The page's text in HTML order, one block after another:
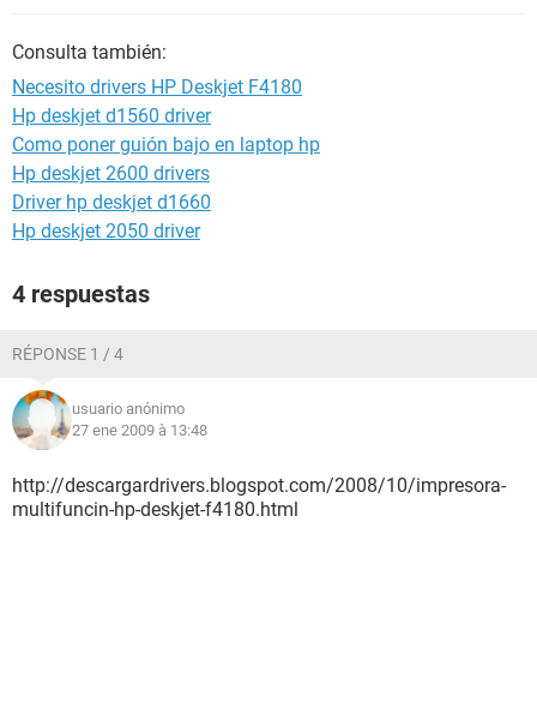
Consulta también:
Necesito drivers HP Deskjet F4180
Hp deskjet d1560 driver
Como poner guión bajo en laptop hp
Hp deskjet 2600 drivers
Driver hp deskjet d1660
Hp deskjet 2050 driver
4 respuestas
RÉPONSE 1 / 4
usuario anónimo
27 ene 2009 à 13:48
http://descargardrivers.blogspot.com/2008/10/impresora-
multifuncin-hp-deskjet-f4180.html